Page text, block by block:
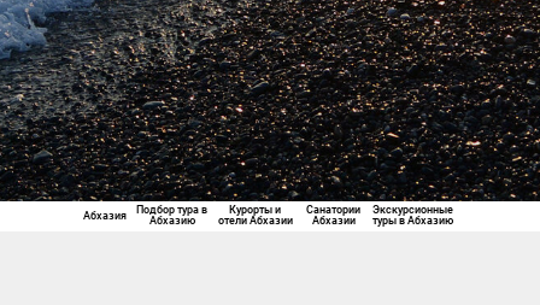
Подбор тура в
Абхазию
Курорты и
отели Абхазии
Санатории
Абхазии
Экскурсионные
туры в Абхазию
Абхазия